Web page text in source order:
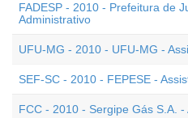
FADESP - 2010 - Prefeitura de
Administrativo
UFU-MG - 2010 - UFU-MG -
SEF-SC - 2010 - FEPESE -
FCC - 2010 - Sergipe Gás S.A.